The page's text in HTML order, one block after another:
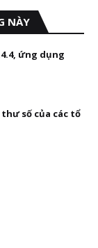
NÀY
ứng dụng
số của các tổ